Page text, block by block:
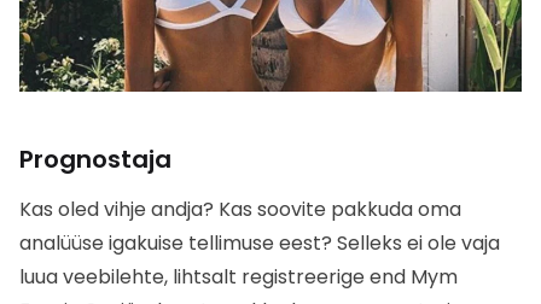
Prognostaja
Kas oled vihje andja? Kas soovite pakkuda oma
analüüse igakuise tellimuse eest? Selleks ei ole vaja
luua veebilehte, lihtsalt registreerige end Mym